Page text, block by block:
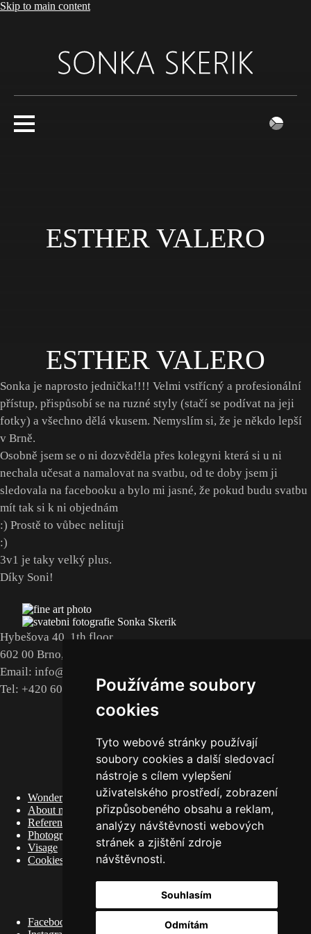
Používáme soubory
cookies
Tyto webové stránky používají
soubory cookies a další sledovací
nástroje s cílem vylepšení
uživatelského prostředí, zobrazení
přizpůsobeného obsahu a reklam,
analýzy návštěvnosti webových
stránek a zjištění zdroje
návštěvnosti.
Souhlasím
Odmítám
Skip to main content
ESTHER VALERO
ESTHER VALERO
Sonka je naprosto jednička!!!! Velmi vstřícný a profesionální
přístup, přispůsobí se na ruzné styly (stačí se podívat na jeji
fotky) a všechno dělá vkusem. Nemyslím si, že je někdo lepší
v Brně.
Osobně jsem se o ni dozvěděla přes kolegyni která si u ni
nechala učesat a namalovat na svatbu, od te doby jsem ji
sledovala na facebooku a bylo mi jasné, že pokud budu svatbu
mít tak si k ni objednám
:) Prostě to vůbec nelituji
:)
3v1 je taky velký plus.
Díky Soni!
Hybešova 40, 1th floor
602 00 Brno, CZ
Email: info@sonkavisage.cz
Tel: +420 608 660 898
DO NOT MISS
Wonder Women
About me
References
Photography
Visage
Cookies
SOCIÁLNÍ SÍTĚ
Facebook